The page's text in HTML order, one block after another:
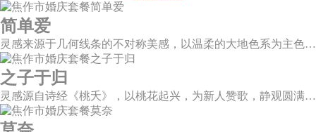
简单爱
灵感来源于几何线条的不对称美感，以温柔的大地色系为主色调，空间上，利用几何线条进行完美切割，配以柔和色系的花艺点缀，构造了一个温馨柔和、清新复古的空间。
之子于归
灵感源自诗经《桃夭》，以桃花起兴，为新人赞歌，静观圆满和乐的东方情调；山水院落，书香雅意，在古韵臻境间晕染缱绻深情。